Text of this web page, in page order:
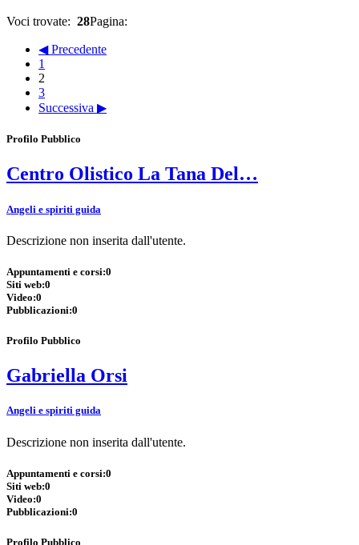
Voci trovate: 28Pagina:
◀ Precedente
1
2
3
Successiva ▶
Profilo Pubblico
Centro Olistico La Tana Del…
Angeli e spiriti guida
Descrizione non inserita dall'utente.
Appuntamenti e corsi:0
Siti web:0
Video:0
Pubblicazioni:0
Profilo Pubblico
Gabriella Orsi
Angeli e spiriti guida
Descrizione non inserita dall'utente.
Appuntamenti e corsi:0
Siti web:0
Video:0
Pubblicazioni:0
Profilo Pubblico